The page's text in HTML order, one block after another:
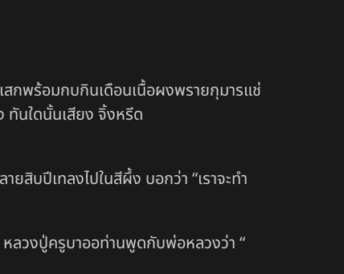
กพร้อมกบกินเดือนเนื้อผงพรายกุมารแช่
ทันใดนั้นเสียง จิ้งหรีด
สิบปีเทลงไปในสีผึ้ง บอกว่า “เราจะทำ
ลวงปู่ครูบาออท่านพูดกับพ่อหลวงว่า “